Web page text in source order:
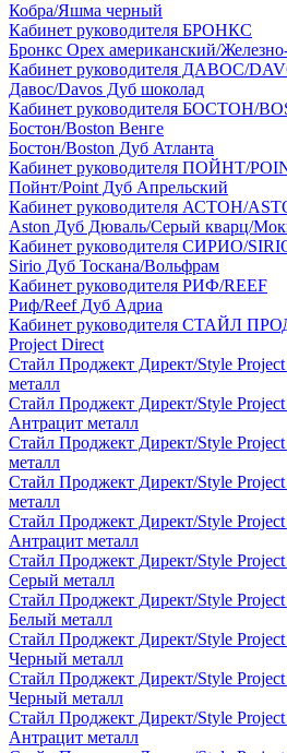
Кобра/Яшма черный
Кабинет руководителя БРОНКС
Бронкс Орех американский/
Кабинет руководителя ДАВОС/
Давос/Davos Дуб шоколад
Кабинет руководителя БОСТОН/
Бостон/Boston Венге
Бостон/Boston Дуб Атланта
Кабинет руководителя ПОЙНТ/
Пойнт/Point Дуб Апрельский
Кабинет руководителя АСТОН/
Aston Дуб Дюваль/Серый кварц/
Кабинет руководителя СИРИО/
Sirio Дуб Тоскана/Вольфрам
Кабинет руководителя РИФ/REEF
Риф/Reef Дуб Адриа
Кабинет руководителя СТАЙЛ
Project Direct
Стайл Проджект Директ/Style
металл
Стайл Проджект Директ/Style
Антрацит металл
Стайл Проджект Директ/Style
металл
Стайл Проджект Директ/Style
металл
Стайл Проджект Директ/Style
Антрацит металл
Стайл Проджект Директ/Style
Серый металл
Стайл Проджект Директ/Style
Белый металл
Стайл Проджект Директ/Style
Черный металл
Стайл Проджект Директ/Style
Черный металл
Стайл Проджект Директ/Style
Антрацит металл